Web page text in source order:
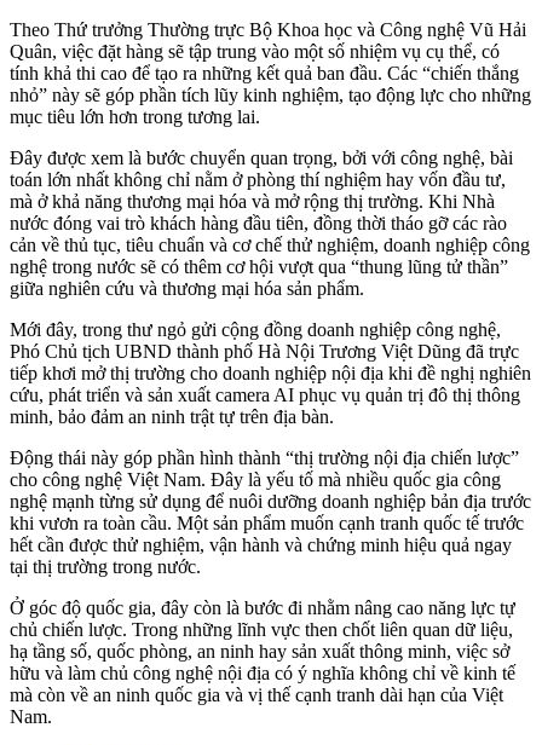
Theo Thứ trưởng Thường trực Bộ Khoa học và Công nghệ Vũ Hải
Quân, việc đặt hàng sẽ tập trung vào một số nhiệm vụ cụ thể, có
tính khả thi cao để tạo ra những kết quả ban đầu. Các “chiến thắng
nhỏ” này sẽ góp phần tích lũy kinh nghiệm, tạo động lực cho những
mục tiêu lớn hơn trong tương lai.
Đây được xem là bước chuyển quan trọng, bởi với công nghệ, bài
toán lớn nhất không chỉ nằm ở phòng thí nghiệm hay vốn đầu tư,
mà ở khả năng thương mại hóa và mở rộng thị trường. Khi Nhà
nước đóng vai trò khách hàng đầu tiên, đồng thời tháo gỡ các rào
cản về thủ tục, tiêu chuẩn và cơ chế thử nghiệm, doanh nghiệp công
nghệ trong nước sẽ có thêm cơ hội vượt qua “thung lũng tử thần”
giữa nghiên cứu và thương mại hóa sản phẩm.
Mới đây, trong thư ngỏ gửi cộng đồng doanh nghiệp công nghệ,
Phó Chủ tịch UBND thành phố Hà Nội Trương Việt Dũng đã trực
tiếp khơi mở thị trường cho doanh nghiệp nội địa khi đề nghị nghiên
cứu, phát triển và sản xuất camera AI phục vụ quản trị đô thị thông
minh, bảo đảm an ninh trật tự trên địa bàn.
Động thái này góp phần hình thành “thị trường nội địa chiến lược”
cho công nghệ Việt Nam. Đây là yếu tố mà nhiều quốc gia công
nghệ mạnh từng sử dụng để nuôi dưỡng doanh nghiệp bản địa trước
khi vươn ra toàn cầu. Một sản phẩm muốn cạnh tranh quốc tế trước
hết cần được thử nghiệm, vận hành và chứng minh hiệu quả ngay
tại thị trường trong nước.
Ở góc độ quốc gia, đây còn là bước đi nhằm nâng cao năng lực tự
chủ chiến lược. Trong những lĩnh vực then chốt liên quan dữ liệu,
hạ tầng số, quốc phòng, an ninh hay sản xuất thông minh, việc sở
hữu và làm chủ công nghệ nội địa có ý nghĩa không chỉ về kinh tế
mà còn về an ninh quốc gia và vị thế cạnh tranh dài hạn của Việt
Nam.